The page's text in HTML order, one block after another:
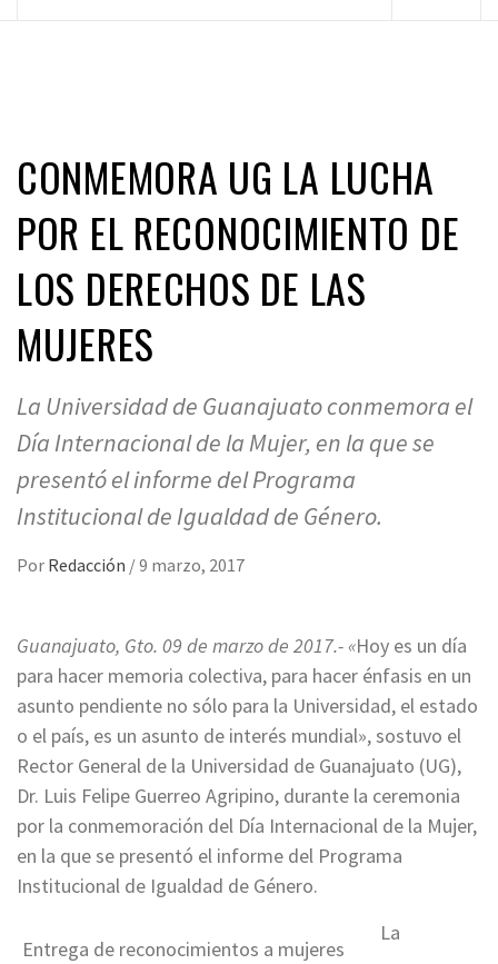
CONMEMORA UG LA LUCHA
POR EL RECONOCIMIENTO DE
LOS DERECHOS DE LAS
MUJERES
La Universidad de Guanajuato conmemora el
Día Internacional de la Mujer, en la que se
presentó el informe del Programa
Institucional de Igualdad de Género.
Por Redacción /9 marzo, 2017
Guanajuato, Gto. 09 de marzo de 2017.- «Hoy es un día
para hacer memoria colectiva, para hacer énfasis en un
asunto pendiente no sólo para la Universidad, el estado
o el país, es un asunto de interés mundial», sostuvo el
Rector General de la Universidad de Guanajuato (UG),
Dr. Luis Felipe Guerreo Agripino, durante la ceremonia
por la conmemoración del Día Internacional de la Mujer,
en la que se presentó el informe del Programa
Institucional de Igualdad de Género.
Entrega de reconocimientos a mujeres
La